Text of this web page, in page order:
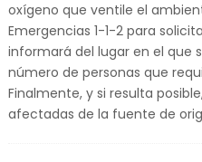
oxígeno que ventile el
Emergencias 1-1-2 para
informará del lugar en el que
número de personas que
Finalmente, y si resulta
afectadas de la fuente de